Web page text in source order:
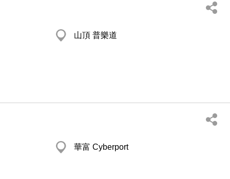
山頂 普樂道
華富 Cyberport